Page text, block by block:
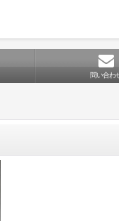
問い合わ